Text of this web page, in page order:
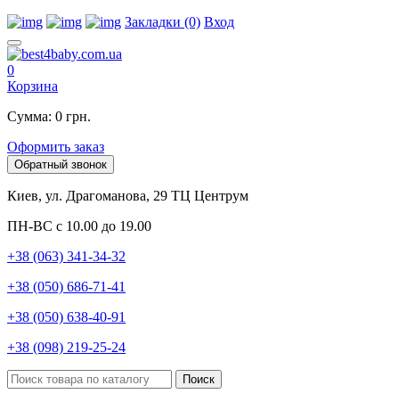
Закладки (0) Вход
0
Корзина
Сумма: 0 грн.
Оформить заказ
Обратный звонок
Киев, ул. Драгоманова, 29 ТЦ Центрум
ПН-ВС с 10.00 до 19.00
+38 (063) 341-34-32
+38 (050) 686-71-41
+38 (050) 638-40-91
+38 (098) 219-25-24
Поиск